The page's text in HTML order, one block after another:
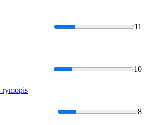
11
10
rymopis
8